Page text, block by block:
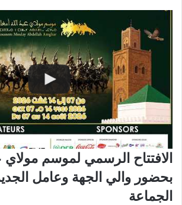
الافتتاح الرسمي لموسم مولاي
بحضور والي الجهة وعامل
الجماعة